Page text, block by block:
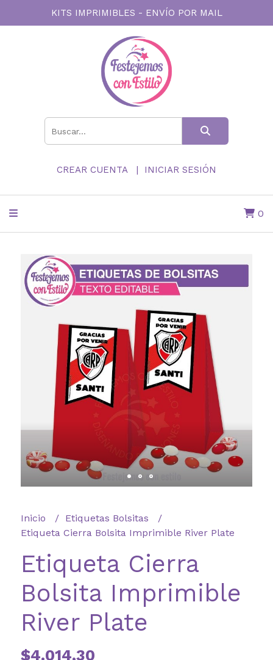
KITS IMPRIMIBLES - ENVÍO POR MAIL
CREAR CUENTA INICIAR SESIÓN
0
Inicio
Etiquetas Bolsitas
Etiqueta Cierra Bolsita Imprimible River Plate
Etiqueta Cierra
Bolsita Imprimible
River Plate
$4.014,30